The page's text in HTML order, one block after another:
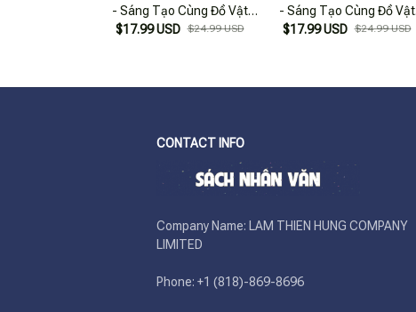
- Sáng Tạo Cùng Đồ Vật
Hàng Ngày
$17.99 USD $24.99 USD
- Sáng Tạo Cùng Đồ Vật
Hàng Ngày
$17.99 USD $24.99 USD
CONTACT INFO
Company Name: LAM THIEN HUNG COMPANY
LIMITED
Phone: +1 (818)-869-8696